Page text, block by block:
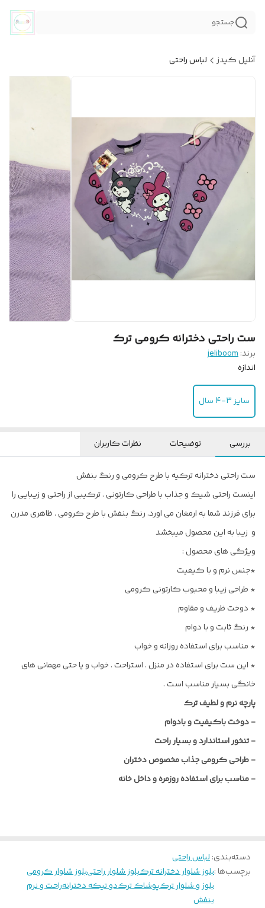
جستجو
آنلیل کیدز لباس راحتی
ست راحتی دخترانه کرومی ترک
برند:jeliboom
اندازه
سایز 3-4 سال
بررسی توضیحات نظرات کاربران
ست راحتی دخترانه ترکیه با طرح کرومی و رنگ بنفش
اینست راحتی شیک و جذاب با طراحی کارتونی . ترکیبی از راحتی و زیبایی را
برای فرزند شما به ارمغان می اورد. رنگ بنفش با طرح کرومی . ظاهری مدرن
و زیبا به این محصول میبخشد
ویژگی های محصول :
*جنس نرم و با کیفیت
* طراحی زیبا و محبوب کارتونی کرومی
* دوخت ظریف و مقاوم
* رنگ ثابت و با دوام
* مناسب برای استفاده روزانه و خواب
* این ست برای استفاده در منزل . استراحت . خواب و یا حتی مهمانی های
خانگی بسیار مناسب است .
پارچه نرم و لطیف ترک
-دوخت باکیفیت و بادوام
-تنخور استاندارد و بسیار راحت
-طراحی کرومی جذاب مخصوص دختران
-مناسب برای استفاده روزمره و داخل خانه
دسته‌بندی:لباس راحتی
برچسب‌ها :بلوز شلوار دخترانه ترکبلوز شلوار راحتیبلوز شلوار کرومی
بلوز و شلوار ترکپوشاک ترکدو تیکه دخترانهراحت و نرم
بنفش